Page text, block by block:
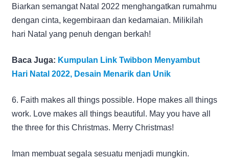
Biarkan semangat Natal 2022 menghangatkan rumahmu
dengan cinta, kegembiraan dan kedamaian. Milikilah
hari Natal yang penuh dengan berkah!
Baca Juga: Kumpulan Link Twibbon Menyambut
Hari Natal 2022, Desain Menarik dan Unik
6. Faith makes all things possible. Hope makes all things
work. Love makes all things beautiful. May you have all
the three for this Christmas. Merry Christmas!
Iman membuat segala sesuatu menjadi mungkin.